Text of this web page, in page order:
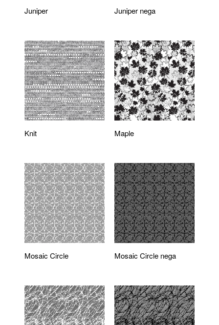
Juniper Juniper nega
Knit Maple
Mosaic Circle Mosaic Circle nega